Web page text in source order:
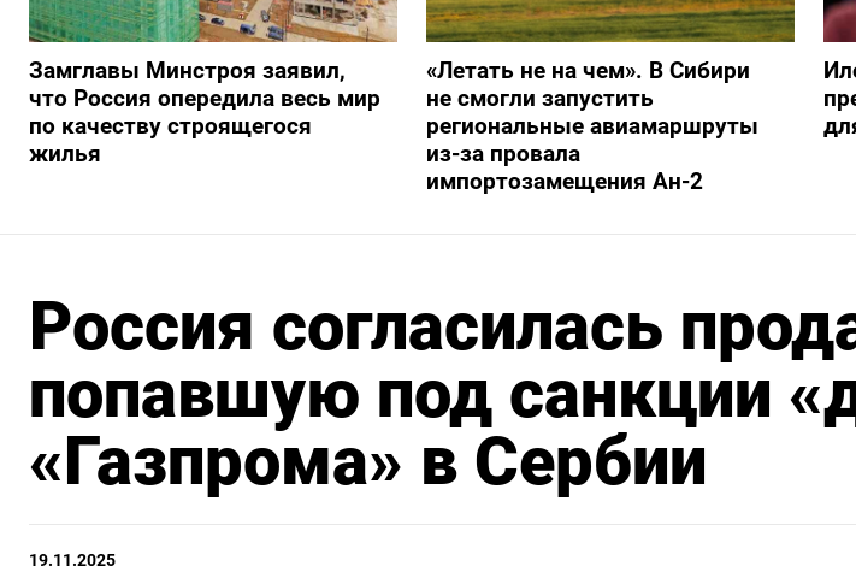
Замглавы Минстроя заявил,
что Россия опередила весь мир
по качеству строящегося
жилья
«Летать не на чем». В Сибири
не смогли запустить
региональные авиамаршруты
из-за провала
импортозамещения Ан-2
Россия согласилась
попавшую под санкции
«Газпрома» в Сербии
19.11.2025